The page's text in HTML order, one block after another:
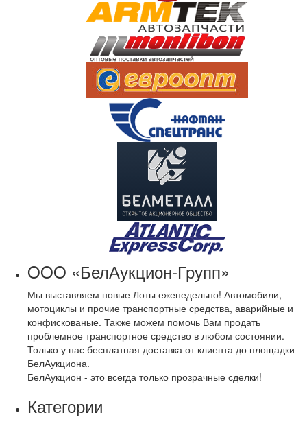
OOO «БелАукцион-Групп»
Мы выставляем новые Лоты еженедельно! Автомобили,
мотоциклы и прочие транспортные средства, аварийные и
конфискованые. Также можем помочь Вам продать
проблемное транспортное средство в любом состоянии.
Только у нас бесплатная доставка от клиента до площадки
БелАукциона.
БелАукцион - это всегда только прозрачные сделки!
Категории